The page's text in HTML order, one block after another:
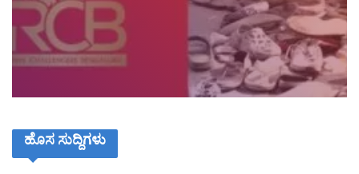
ಹೊಸ ಸುದ್ದಿಗಳು